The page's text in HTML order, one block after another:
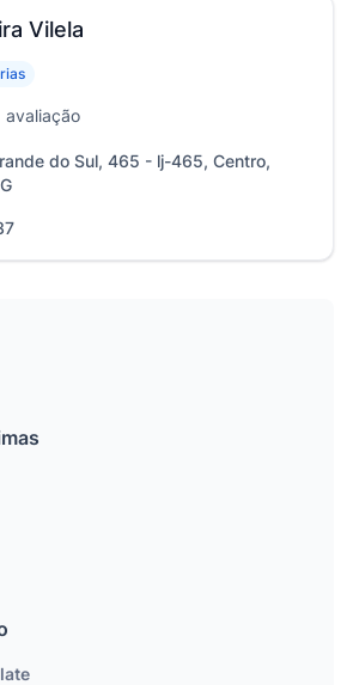
Vilela
avaliação
do Sul, 465 - lj-465, Centro,